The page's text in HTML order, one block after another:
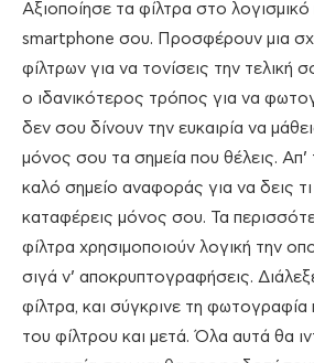
Αξιοποίησε τα φίλτρα στο
smartphone σου. Προσφέρουν μια
φίλτρων για να τονίσεις την τελική
ο ιδανικότερος τρόπος για να
δεν σου δίνουν την ευκαιρία να
μόνος σου τα σημεία που θέλεις. Απ’
καλό σημείο αναφοράς για να δεις
καταφέρεις μόνος σου. Τα
φίλτρα χρησιμοποιούν λογική την
σιγά ν’ αποκρυπτογραφήσεις.
φίλτρα, και σύγκρινε τη φωτογραφία
του φίλτρου και μετά. Όλα αυτά θα